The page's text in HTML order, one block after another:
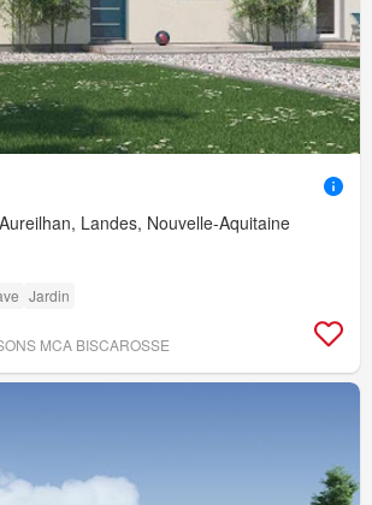
Landes, Nouvelle-Aquitaine
Jardin
MCA BISCAROSSE